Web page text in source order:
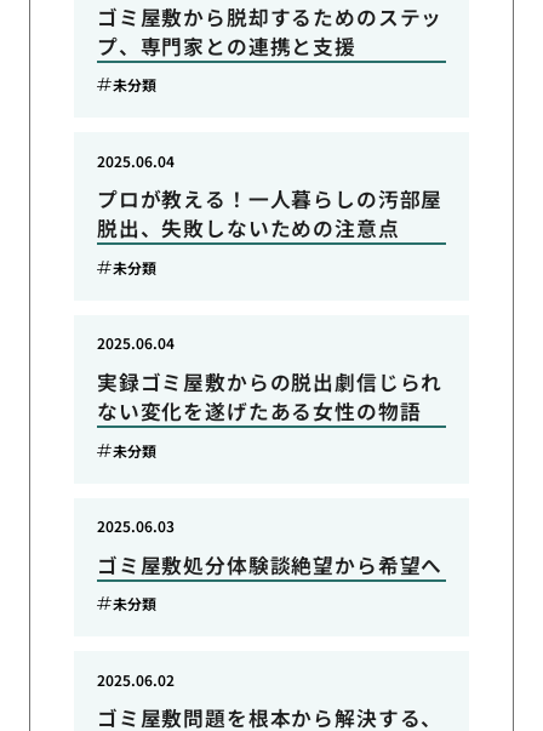
ゴミ屋敷から脱却するためのステッ
プ、専門家との連携と支援
未分類
プロが教える！一人暮らしの汚部屋
脱出、失敗しないための注意点
2025.06.04
未分類
実録ゴミ屋敷からの脱出劇信じられ
ない変化を遂げたある女性の物語
2025.06.04
未分類
ゴミ屋敷処分体験談絶望から希望へ
2025.06.03
未分類
ゴミ屋敷問題を根本から解決する、
2025.06.02